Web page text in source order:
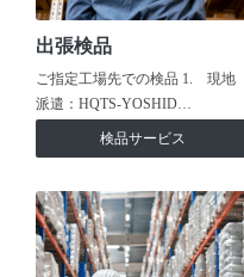
出張検品
ご指定工場先での検品 1. 現地
派遣：HQTS-YOSHID…
検品サービス